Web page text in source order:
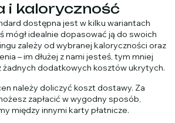
i kaloryczność
dostępna jest w kilku wariantach
mógł idealnie dopasować ją do swoich
zależy od wybranej kaloryczności oraz
– im dłużej z nami jesteś, tym mniej
żadnych dodatkowych kosztów ukrytych.
należy doliczyć koszt dostawy. Za
zapłacić w wygodny sposób,
między innymi karty płatnicze.